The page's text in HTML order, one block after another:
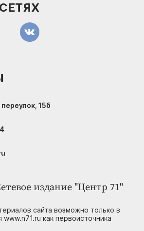
издание "Центр 71"
сайта возможно только в
как первоисточника
15б